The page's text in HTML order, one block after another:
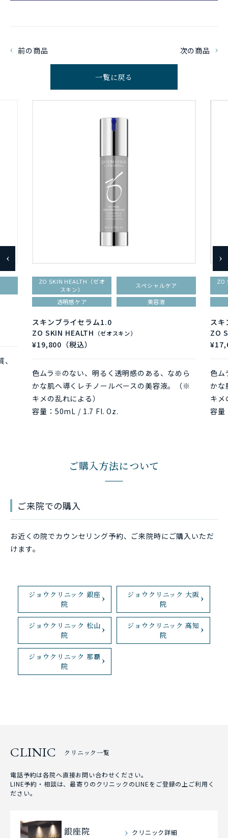
前の商品 次の商品
一覧に戻る
ZO SKIN HEALTH（ゼオ
スキン）
スペシャルケア
透明感ケア
美容液
スキンブライセラム1.0
ZO SKIN HEALTH
（ゼオスキン）
¥19,800（税込）
色ムラ※のない、明るく透明感のある、なめら
かな肌へ導くレチノールベースの美容液。（※
キメの乱れによる）
容量：50mL / 1.7 Fl. Oz.
ZO
ス
ZO
色ム
かな
キメ
容
ご購入方法について
ご来院での購入
お近くの院でカウンセリング予約、ご来院時にご購入いただ
けます。
ジョウクリニック 銀座
院
ジョウクリニック 大阪
院
ジョウクリニック 松山
院
ジョウクリニック 高知
院
ジョウクリニック 那覇
院
CLINIC クリニック一覧
電話予約は各院へ直接お問い合わせください。
LINE予約・相談は、最寄りのクリニックのLINEをご登録の上ご利用く
ださい。
銀座院 クリニック詳細